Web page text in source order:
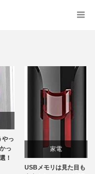
やっ
っ
！
家電
USBメモリは見た目も